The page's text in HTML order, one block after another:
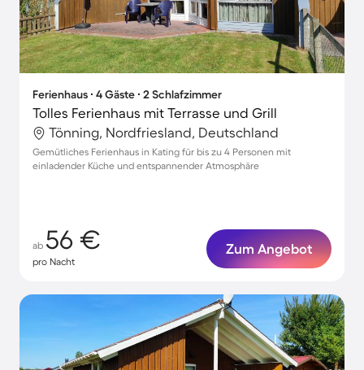
Ferienhaus ∙ 4 Gäste ∙ 2 Schlafzimmer
Tolles Ferienhaus mit Terrasse und Grill
Tönning, Nordfriesland, Deutschland
Gemütliches Ferienhaus in Kating für bis zu 4 Personen mit
einladender Küche und entspannender Atmosphäre
ab 56 €
pro Nacht
Zum Angebot